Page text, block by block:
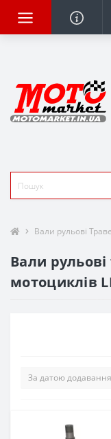
Вали рульові
Вали
мотоциклів